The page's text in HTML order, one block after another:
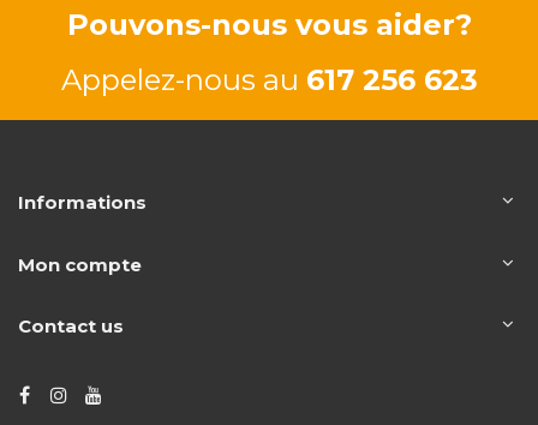
Pouvons-nous vous aider?
Appelez-nous au 617 256 623
Informations
Mon compte
Contact us